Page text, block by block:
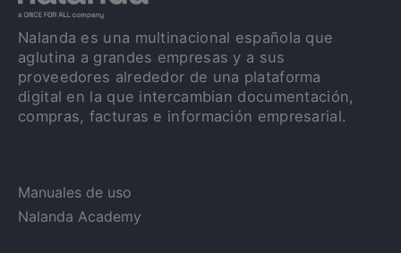
Nalanda es una multinacional española que
aglutina a grandes empresas y a sus
proveedores alrededor de una plataforma
digital en la que intercambian documentación,
compras, facturas e información empresarial.
Manuales de uso
Nalanda Academy